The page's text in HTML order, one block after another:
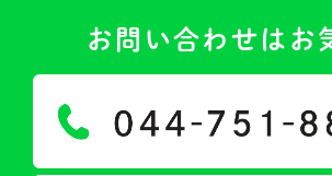
お問い合わせはお